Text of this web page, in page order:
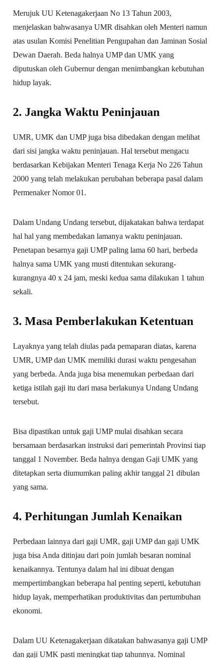
Merujuk UU Ketenagakerjaan No 13 Tahun 2003,
menjelaskan bahwasanya UMR disahkan oleh Menteri namun
atas usulan Komisi Penelitian Pengupahan dan Jaminan Sosial
Dewan Daerah. Beda halnya UMP dan UMK yang
diputuskan oleh Gubernur dengan menimbangkan kebutuhan
hidup layak.
2. Jangka Waktu Peninjauan
UMR, UMK dan UMP juga bisa dibedakan dengan melihat
dari sisi jangka waktu peninjauan. Hal tersebut mengacu
berdasarkan Kebijakan Menteri Tenaga Kerja No 226 Tahun
2000 yang telah melakukan perubahan beberapa pasal dalam
Permenaker Nomor 01.
Dalam Undang Undang tersebut, dijakatakan bahwa terdapat
hal hal yang membedakan lamanya waktu peninjauan.
Penetapan besarnya gaji UMP paling lama 60 hari, berbeda
halnya sama UMK yang musti ditentukan sekurang-
kurangnya 40 x 24 jam, meski kedua sama dilakukan 1 tahun
sekali.
3. Masa Pemberlakukan Ketentuan
Layaknya yang telah diulas pada pemaparan diatas, karena
UMR, UMP dan UMK memiliki durasi waktu pengesahan
yang berbeda. Anda juga bisa menemukan perbedaan dari
ketiga istilah gaji itu dari masa berlakunya Undang Undang
tersebut.
Bisa dipastikan untuk gaji UMP mulai disahkan secara
bersamaan berdasarkan instruksi dari pemerintah Provinsi tiap
tanggal 1 November. Beda halnya dengan Gaji UMK yang
ditetapkan serta diumumkan paling akhir tanggal 21 dibulan
yang sama.
4. Perhitungan Jumlah Kenaikan
Perbedaan lainnya dari gaji UMR, gaji UMP dan gaji UMK
juga bisa Anda ditinjau dari poin jumlah besaran nominal
kenaikannya. Tentunya dalam hal ini dibuat dengan
mempertimbangkan beberapa hal penting seperti, kebutuhan
hidup layak, memperhatikan produktivitas dan pertumbuhan
ekonomi.
Dalam UU Ketenagakerjaan dikatakan bahwasanya gaji UMP
dan gaji UMK pasti meningkat tiap tahunnya. Nominal